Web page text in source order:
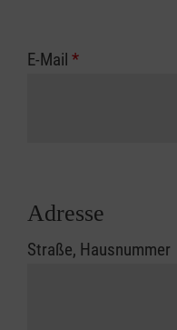
E-Mail *
Adresse
Straße, Hausnummer